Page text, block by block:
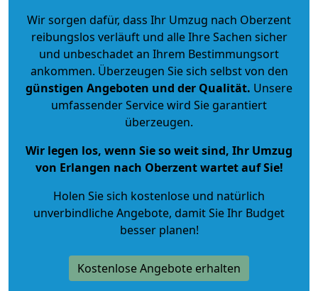
Wir sorgen dafür, dass Ihr Umzug nach Oberzent
reibungslos verläuft und alle Ihre Sachen sicher
und unbeschadet an Ihrem Bestimmungsort
ankommen. Überzeugen Sie sich selbst von den
günstigen Angeboten und der Qualität. Unsere
umfassender Service wird Sie garantiert
überzeugen.
Wir legen los, wenn Sie so weit sind, Ihr Umzug
von Erlangen nach Oberzent wartet auf Sie!
Holen Sie sich kostenlose und natürlich
unverbindliche Angebote, damit Sie Ihr Budget
besser planen!
Kostenlose Angebote erhalten